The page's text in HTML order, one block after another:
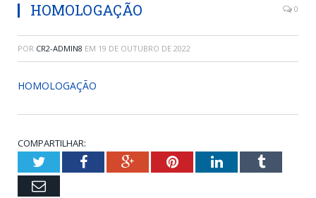
HOMOLOGAÇÃO 0
POR CR2-ADMIN8 EM 19 DE OUTUBRO DE 2022
HOMOLOGAÇÃO
COMPARTILHAR:
TwitterFacebookGoogle+PinterestLinkedInTumblr
Email